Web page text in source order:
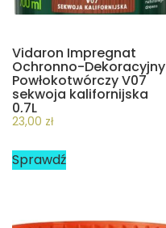
Vidaron Impregnat
Ochronno-Dekoracyjny
Powłokotwórczy V07
sekwoja kalifornijska
0,7L
23,00 zł
Sprawdź